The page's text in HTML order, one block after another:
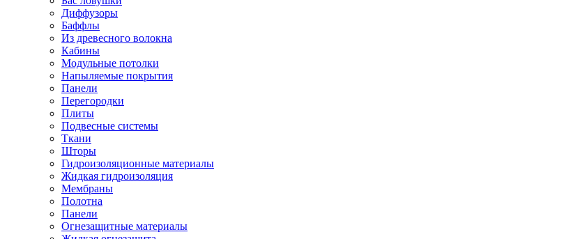
Диффузоры
Баффлы
Из древесного волокна
Кабины
Модульные потолки
Напыляемые покрытия
Панели
Перегородки
Плиты
Подвесные системы
Ткани
Шторы
Гидроизоляционные материалы
Жидкая гидроизоляция
Мембраны
Полотна
Панели
Огнезащитные материалы